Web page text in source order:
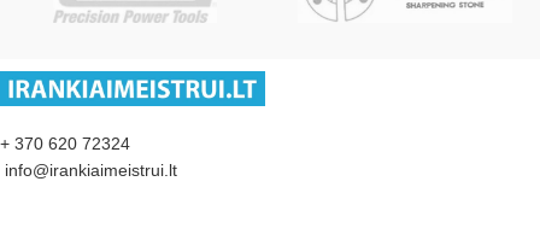
+ 370 620 72324
info@irankiaimeistrui.lt